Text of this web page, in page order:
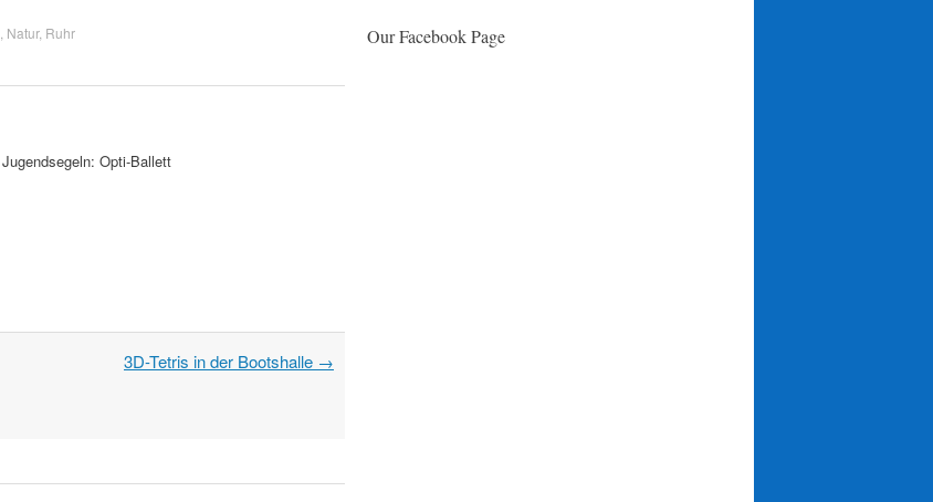
Natur, Ruhr
Jugendsegeln: Opti-Ballett
3D-Tetris in der Bootshalle →
Our Facebook Page